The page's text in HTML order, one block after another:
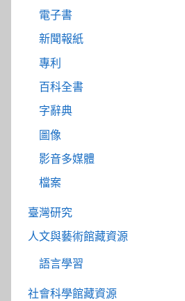
電子書
新聞報紙
專利
百科全書
字辭典
圖像
影音多媒體
檔案
臺灣研究
人文與藝術館藏資源
語言學習
社會科學館藏資源